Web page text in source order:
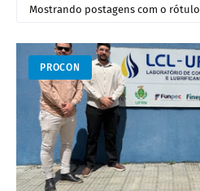
Mostrando postagens com o rótulo
PROCON